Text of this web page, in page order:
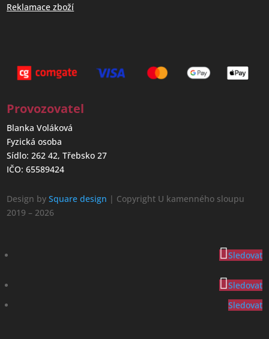
Reklamace zboží
Provozovatel
Blanka Voláková
Fyzická osoba
Sídlo: 262 42, Třebsko 27
IČO: 65589424
Design bySquare design | Copyright U kamenného sloupu
2019 – 2026
Sledovat
Sledovat
Sledovat